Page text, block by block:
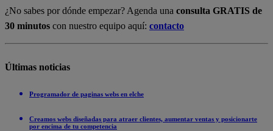
¿No sabes por dónde empezar? Agenda una consulta GRATIS de
30 minutos con nuestro equipo aquí: contacto
Últimas noticias
Programador de paginas webs en elche
Creamos webs diseñadas para atraer clientes, aumentar ventas y posicionarte
por encima de tu competencia